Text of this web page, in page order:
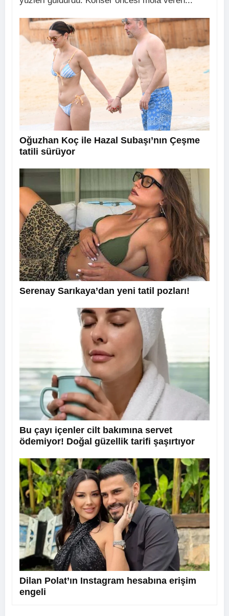
Oğuzhan Koç ile Hazal Subaşı’nın Çeşme
tatili sürüyor
Serenay Sarıkaya’dan yeni tatil pozları!
Bu çayı içenler cilt bakımına servet
ödemiyor! Doğal güzellik tarifi şaşırtıyor
Dilan Polat’ın Instagram hesabına erişim
engeli